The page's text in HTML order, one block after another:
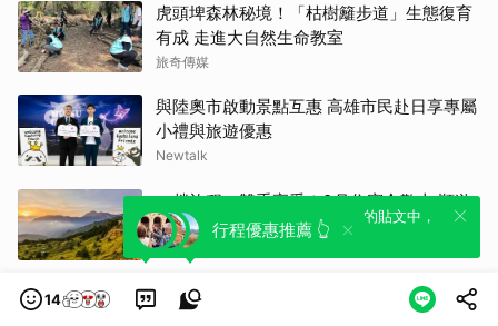
虎頭埤森林秘境！「枯樹籬步道」生態復育
有成 走進大自然生命教室
旅奇傳媒
與陸奧市啟動景點互惠 高雄市民赴日享專屬
小禮與旅遊優惠
Newtalk
一趟旅程、雙重享受！9月住宿合歡山 順遊
奧萬大10元優惠入園
旅奇傳媒
憂鬱症不是抗壓性低 許乃涵放下完美自尊才
行程優惠推薦 👆
14
全新體驗！一鍵引用此內容，透過發布貼
文來輕鬆表達個人立場。
可以轉發或引用此內容至自己的貼文中，
來發表您的評論或觀點。